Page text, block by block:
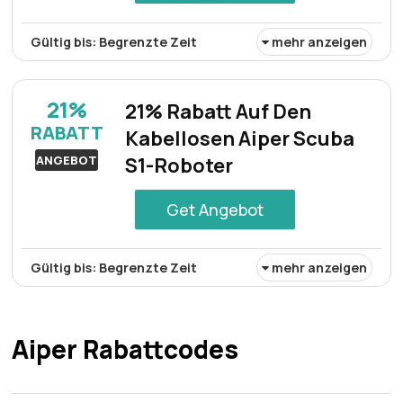
Gültig bis: Begrenzte Zeit mehr anzeigen
Reinigungslösung für die Poolpflege.
21%
RABATT
ANGEBOT
21% Rabatt Auf Den
Kabellosen Aiper Scuba
S1-Roboter
Get Angebot
Gültig bis: Begrenzte Zeit mehr anzeigen
die Poolreinigungsroutine effizient vereinfacht.
Aiper Rabattcodes